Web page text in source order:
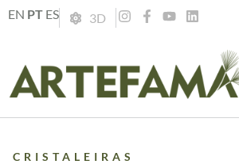
EN PT ES 3D
CRISTALEIRAS